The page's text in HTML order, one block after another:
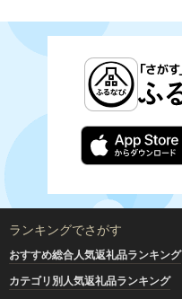
ランキングでさがす
おすすめ総合人気返礼品ランキング
カテゴリ別人気返礼品ランキング